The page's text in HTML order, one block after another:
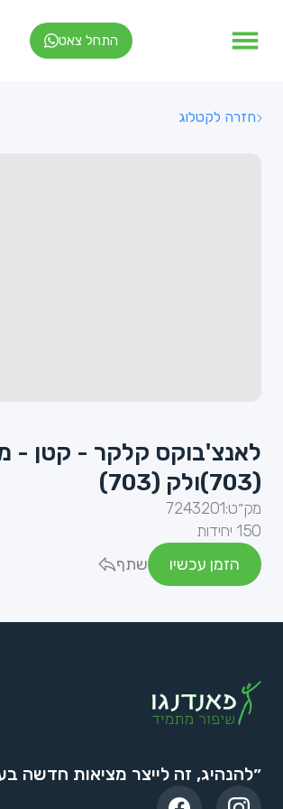
התחל צאט
חזרה לקטלוג
לאנצ'בוקס קלקר - קטן -
(703)ולק (703)
מק״ט:7243201
150 יחידות
הזמן עכשיו
שתף
״להנהיג, זה לייצר מציאות חדשה